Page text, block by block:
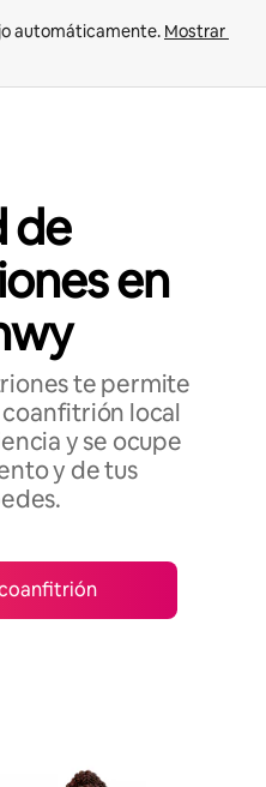
automáticamente. Mostrar
de
en
te permite
local
y se ocupe
y de tus